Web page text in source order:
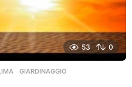
53 0
,GIARDINAGGIO